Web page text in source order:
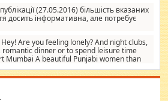
намагаються дати їм шанс. Кожен
і, оскільки влада не зможе, вони
Для нас нема багато суми, і зрілість
сум і нічого іншого. Не чекайте і не
суму, яку ви хочете подати, і ми
варіантами. зв'яжіться з нами
Вам потрібні термінові
(27.05.2016) більшість вказаних
досить інформативна, але потребує
Hey! Are you feeling lonely? And night clubs,
romantic dinner or to spend leisure time
Mumbai A beautiful Punjabi women than
arms that you guys feel like 5 star luxury
in their search for loved solitaire free
figure and shapely body shapes.